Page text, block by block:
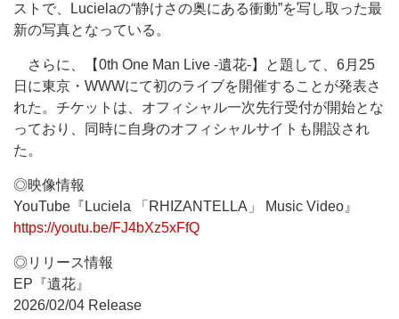
ストで、Lucielaの“静けさの奥にある衝動”を写し取った最
新の写真となっている。
さらに、【0th One Man Live -遺花-】と題して、6月25
日に東京・WWWにて初のライブを開催することが発表さ
れた。チケットは、オフィシャル一次先行受付が開始とな
っており、同時に自身のオフィシャルサイトも開設され
た。
◎映像情報
YouTube『Luciela 「RHIZANTELLA」 Music Video』
https://youtu.be/FJ4bXz5xFfQ
◎リリース情報
EP『遺花』
2026/02/04 Release